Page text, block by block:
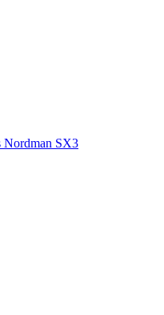
Nordman SX3